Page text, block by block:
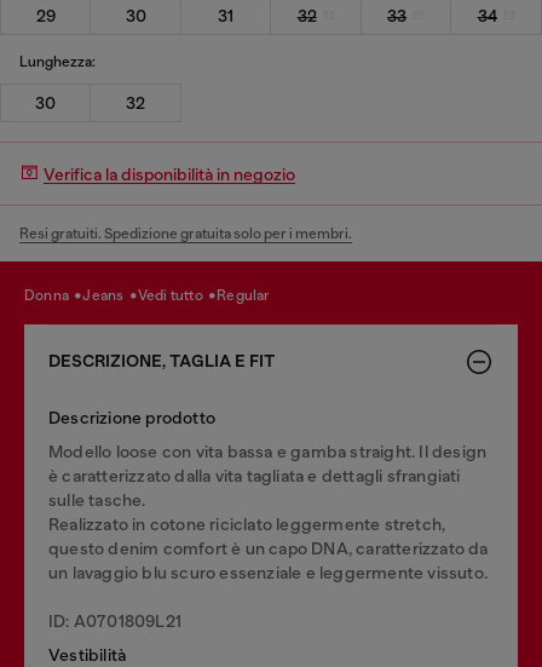
29
30 31 32 33 34
Lunghezza:
30 32
Verifica la disponibilità in negozio
Resi gratuiti. Spedizione gratuita solo per i membri.
donna jeans vedi tutto regular
DESCRIZIONE, TAGLIA E FIT
Descrizione prodotto
Modello loose con vita bassa e gamba straight. Il design
è caratterizzato dalla vita tagliata e dettagli sfrangiati
sulle tasche.
Realizzato in cotone riciclato leggermente stretch,
questo denim comfort è un capo DNA, caratterizzato da
un lavaggio blu scuro essenziale e leggermente vissuto.
ID: A0701809L21
Vestibilità